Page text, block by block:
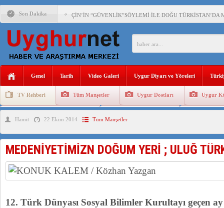
Son Dakika ÇİN’İN “GÜVENLİK”SÖYLEMİ İLE DOĞU TÜRKİSTAN’DA
PAKİSTAN,AFGANİSTAN’DA YAŞAYAN UYGURLARA
ANAHTAR PARTİ GENEL BAŞKANI AĞIRALİOĞLU :
ÇİN’İN DOĞU TÜRKİSTAN’DAKİ UYGULAMALARI
150 YILDIR KAYNAYAN YARAMIZ : ÇİN İŞGALİNDEKİ
ÇİN’İN UYGUR POLİTİKALARINI ÖVEN DİYANET
MHP’DEN URUMÇİ KATLİAMI MESAJİ : 05.07.2009
ÇİN’İN ANKARA BÜYÜKELÇİSİ JİANG’İN TRABZON
Genel Tarih Video Galeri Uygur Diyarı ve Yöreleri
TV Rehberi Tüm Manşetler Uygur Dostları Uygur
Uygurlarda Düğün ve Cenaze
Hamit 22 Ekim 2014 Tüm Manşetler
MEDENİYETİMİZN DOĞUM YERİ ; ULUĞ
12. Türk Dünyası Sosyal Bilimler Kurultayı geçen ay